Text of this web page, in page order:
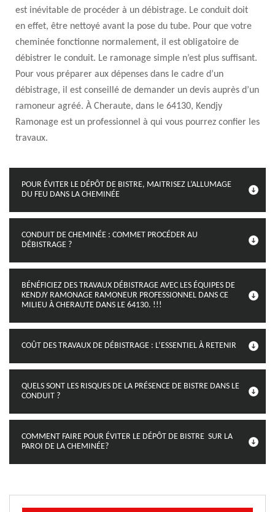
est inévitable de procéder à un débistrage. Le conduit doit
en effet, être nettoyé avant la pose du tube. Pour que votre
cheminée fonctionne normalement, il est obligatoire de
débistrer le conduit. Le ramonage simple n’est plus suffisant.
Pour vous préparer aux dépenses dans le cadre d’un
débistrage, il est conseillé de demander un devis auprès d’un
ramoneur agréé. À Cheraute, dans le 64130, Kendjy
Ramonage est un professionnel à qui vous pourrez confier les
travaux.
POUR ÉVITER LE DÉPÔT DE BISTRE, MAITRISEZ L’ALLUMAGE
DU FEU DANS LA CHEMINÉE
CONDUIT DE CHEMINÉE : COMMET PROCÉDER AU
DÉBISTRAGE ?
BÉNÉFICIEZ DES TRAVAUX DÉBISTRAGE AVEC LES ÉQUIPES DE
KENDJY RAMONAGE RAMONEUR PROFESSIONNEL DANS CE
MILIEU À CHERAUTE DANS LE 64130. !!!
COÛT DES TRAVAUX DE DÉBISTRAGE : L’ESSENTIEL À RETENIR
QUELS SONT LES RISQUES DE LA PRÉSENCE DE BISTRE DANS LE
CONDUIT ?
COMMENT FAIRE POUR ÉVITER LE DÉPÔT DE BISTRE SUR LA
PAROI DE LA CHEMINÉE?